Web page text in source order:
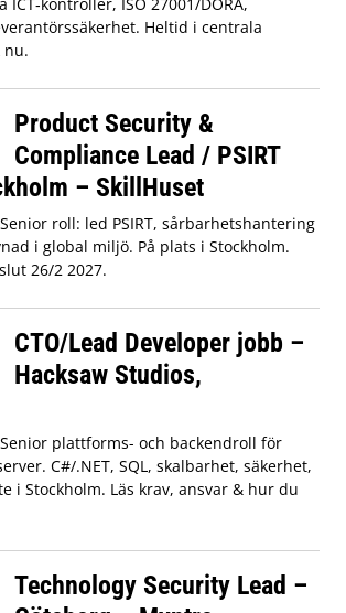
Heltid i centrala
nu.
Product Security &
Compliance Lead / PSIRT
– SkillHuset
Senior roll: led PSIRT, sårbarhetshantering
i global miljö. På plats i Stockholm.
26/2 2027.
CTO/Lead Developer jobb –
Hacksaw Studios,
Senior plattforms- och backendroll för
C#/.NET, SQL, skalbarhet, säkerhet,
i Stockholm. Läs krav, ansvar & hur du
Technology Security Lead –